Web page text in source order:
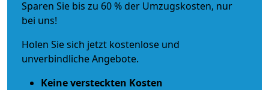
Sparen Sie bis zu 60 % der Umzugskosten, nur
bei uns!
Holen Sie sich jetzt kostenlose und
unverbindliche Angebote.
Keine versteckten Kosten